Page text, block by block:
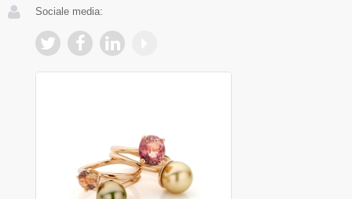
Sociale media: